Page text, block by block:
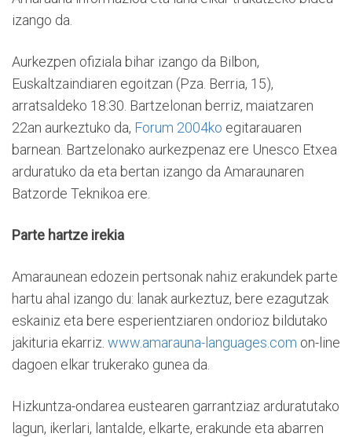
izango da.
Aurkezpen ofiziala bihar izango da Bilbon,
Euskaltzaindiaren egoitzan (Pza. Berria, 15),
arratsaldeko 18:30. Bartzelonan berriz, maiatzaren
22an aurkeztuko da, Forum 2004ko egitarauaren
barnean. Bartzelonako aurkezpenaz ere Unesco Etxea
arduratuko da eta bertan izango da Amaraunaren
Batzorde Teknikoa ere.
Parte hartze irekia
Amaraunean edozein pertsonak nahiz erakundek parte
hartu ahal izango du: lanak aurkeztuz, bere ezagutzak
eskainiz eta bere esperientziaren ondorioz bildutako
jakituria ekarriz. www.amarauna-languages.com on-line
dagoen elkar trukerako gunea da.
Hizkuntza-ondarea eustearen garrantziaz arduratutako
lagun, ikerlari, lantalde, elkarte, erakunde eta abarren